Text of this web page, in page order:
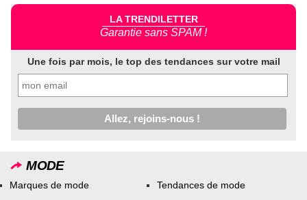
LA TRENDILETTER
Garantie sans SPAM !
Une fois par mois, le top des tendances sur votre mail
MODE
Marques de mode Tendances de mode